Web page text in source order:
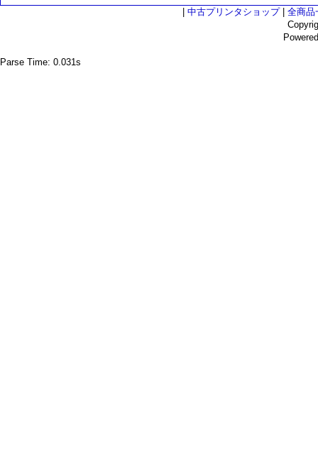
中古プリンタショップ| 全商品
Parse Time: 0.031s